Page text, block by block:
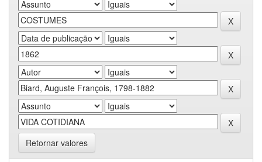
Retornar valores